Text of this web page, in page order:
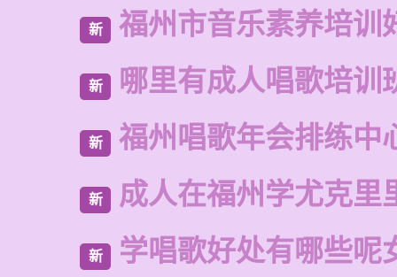
新 福州市音乐素养培训
新 哪里有成人唱歌培训
新 福州唱歌年会排练中
新 成人在福州学尤克里
新 学唱歌好处有哪些呢